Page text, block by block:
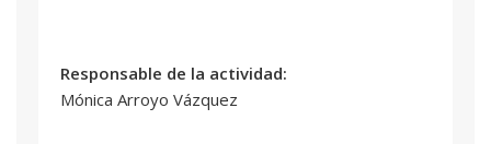
Responsable de la actividad:
Mónica Arroyo Vázquez